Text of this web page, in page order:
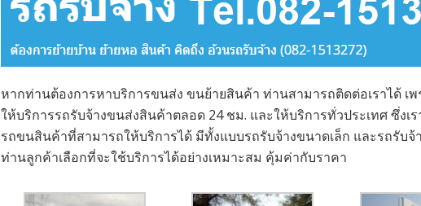
หากท่านต้องการหาบริการขนส่ง ขนย้ายสินค้า ท่านสามารถติดต่อเราได้ เพ
ให้บริการรถรับจ้างขนส่งสินค้าตลอด 24 ชม. และให้บริการทั่วประเทศ ซึ่งเ
รถขนสินค้าที่สามารถให้บริการได้ มีทั้งแบบรถรับจ้างขนาดเล็ก และรถรับ
ท่านลูกค้าเลือกที่จะใช้บริการได้อย่างเหมาะสม คุ้มค่ากับราคา